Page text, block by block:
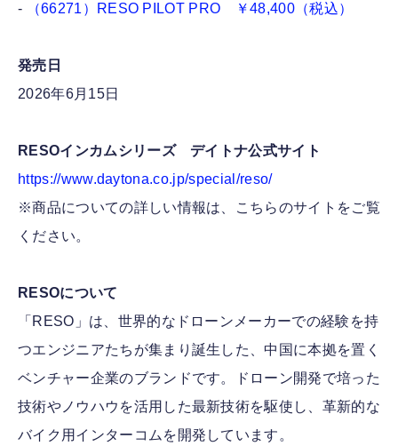
-
（66271）RESO PILOT PRO ￥48,400（税込）
発売日
2026年6月15日
RESOインカムシリーズ デイトナ公式サイト
https://www.daytona.co.jp/special/reso/
※商品についての詳しい情報は、こちらのサイトをご覧
ください。
RESOについて
「RESO」は、世界的なドローンメーカーでの経験を持
つエンジニアたちが集まり誕生した、中国に本拠を置く
ベンチャー企業のブランドです。ドローン開発で培った
技術やノウハウを活用した最新技術を駆使し、革新的な
バイク用インターコムを開発しています。